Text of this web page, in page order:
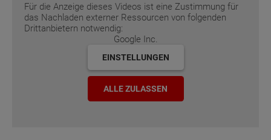
Für die Anzeige dieses Videos ist eine Zustimmung für
das Nachladen externer Ressourcen von folgenden
Drittanbietern notwendig:
Google Inc.
EINSTELLUNGEN
ALLE ZULASSEN